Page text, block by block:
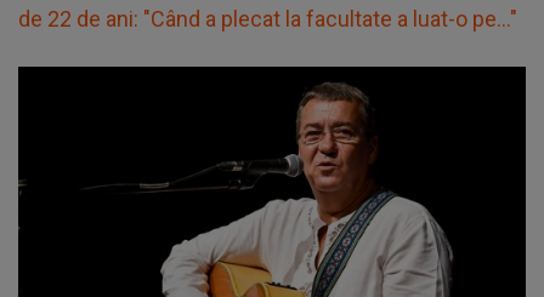
de 22 de ani: "Când a plecat la facultate a luat-o pe..."